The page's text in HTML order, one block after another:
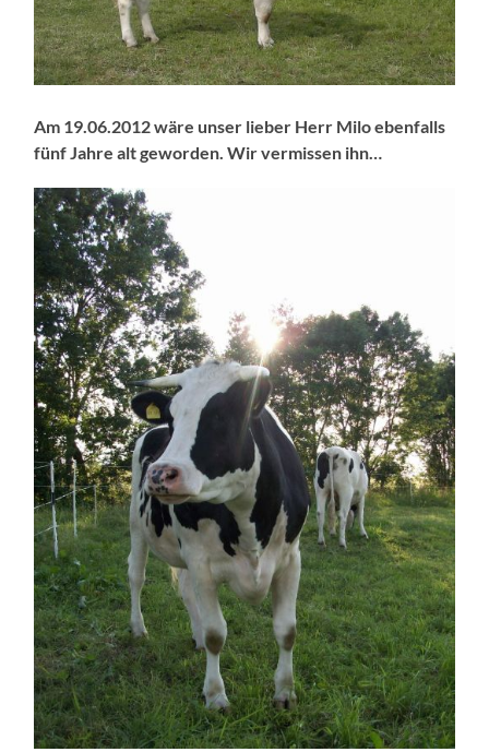
Am 19.06.2012 wäre unser lieber Herr Milo ebenfalls
fünf Jahre alt geworden. Wir vermissen ihn…